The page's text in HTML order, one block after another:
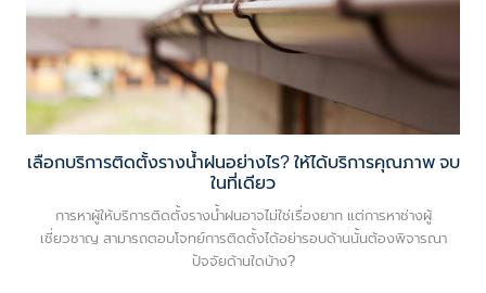
เลือกบริการติดตั้งรางน้ำฝนอย่างไร? ให้ได้บริการคุณภาพ จบ
ในที่เดียว
การหาผู้ให้บริการติดตั้งรางน้ำฝนอาจไม่ใช่เรื่องยาก แต่การหาช่างผู้
เชี่ยวชาญ สามารถตอบโจทย์การติดตั้งได้อย่ารอบด้านนั้นต้องพิจารณา
ปัจจัยด้านใดบ้าง?